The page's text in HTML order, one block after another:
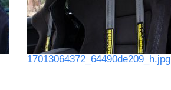
17013064372_64490de209_h.jpg